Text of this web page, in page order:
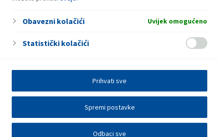
Obavezni kolačići Uvijek omogućeno
Statistički kolačići
Odbaci sve
Spremi postavke
Prihvati sve